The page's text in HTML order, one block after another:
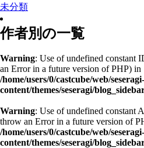
未分類
作者別の一覧
Warning: Use of undefined constant
an Error in a future version of PHP) in
/home/users/0/castcube/web/
content/themes/seseragi/
Warning: Use of undefined constant
throw an Error in a future version of
/home/users/0/castcube/web/
content/themes/seseragi/